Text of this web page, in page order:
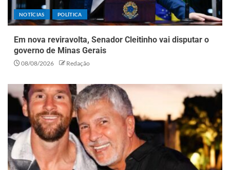
NOTÍCIAS POLÍTICA
Em nova reviravolta, Senador Cleitinho vai disputar o
governo de Minas Gerais
08/08/2026 Redação